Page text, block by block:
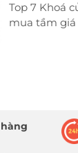
Top 7 Khoá
mua tầm